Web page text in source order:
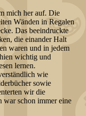
mich her auf. Die
Wänden in Regalen
Das beeindruckte
die einander Halt
waren und in jedem
wichtig und
lernen.
wie
sowie
wir die
war schon immer eine